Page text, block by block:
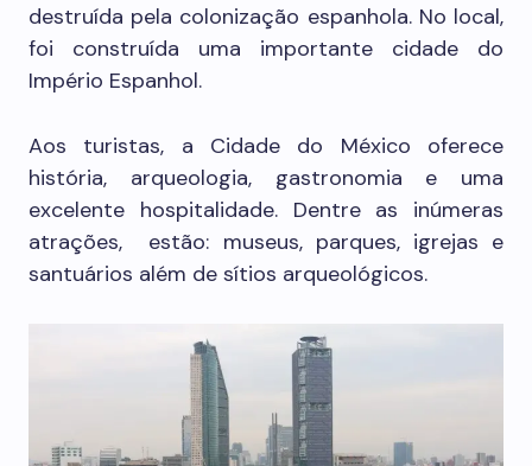
destruída pela colonização espanhola. No local,
foi construída uma importante cidade do
Império Espanhol.
Aos turistas, a Cidade do México oferece
história, arqueologia, gastronomia e uma
excelente hospitalidade. Dentre as inúmeras
atrações, estão: museus, parques, igrejas e
santuários além de sítios arqueológicos.